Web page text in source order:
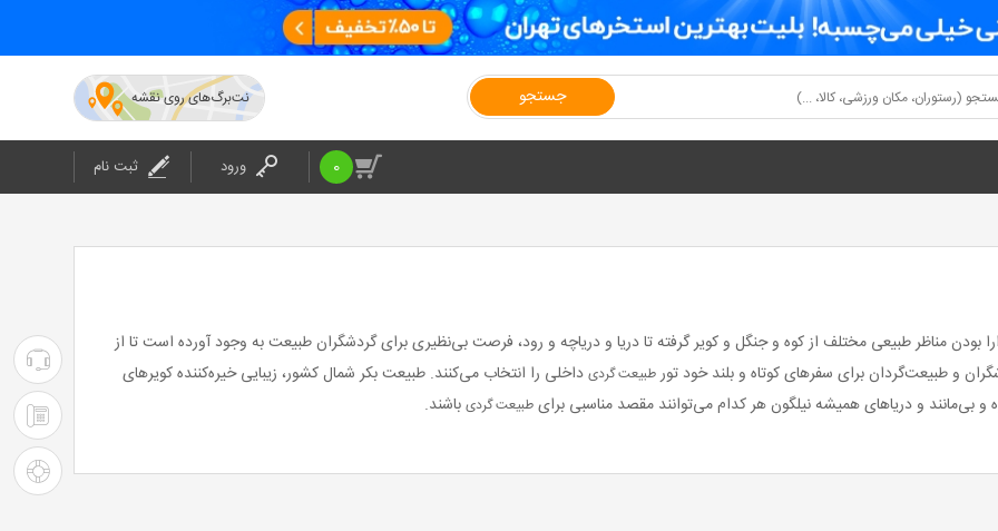
جستجو نت‌برگ‌های روی نقشه
0 ورود ثبت نام
مناظر طبیعی مختلف از کوه و جنگل و کویر گرفته تا دریا و دریاچه و رود، فرصت بی‌نظیری برای گردشگران طبیعت به وجود آورده است تا از
و طبیعت‌گردان برای سفرهای کوتاه و بلند خود تورطبیعت گردی داخلی را انتخاب می‌کنند. طبیعت بکر شمال کشور، زیبایی خیره‌کننده کویرهای
و بی‌مانند و دریاهای همیشه نیلگون هر کدام می‌توانند مقصد مناسبی برای طبیعت گردی باشند.
۰۲۱-۴۲۰۲۴
:
پشتیبانی
۰۲۱-۴۲۰۲۴
: شرکت
راهنمای